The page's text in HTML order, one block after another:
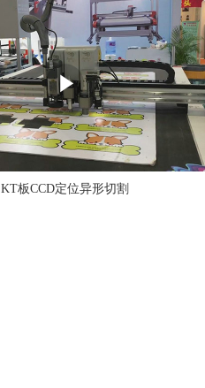
KT板CCD定位异形切割